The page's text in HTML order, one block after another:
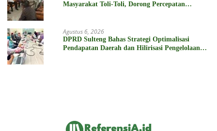
Masyarakat Toli-Toli, Dorong Percepatan
Agustus 6, 2026
DPRD Sulteng Bahas Strategi Optimalisasi
Pendapatan Daerah dan Hilirisasi Pengelolaan